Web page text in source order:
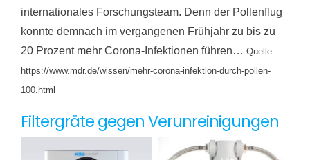
internationales Forschungsteam. Denn der Pollenflug
konnte demnach im vergangenen Frühjahr zu bis zu
20 Prozent mehr Corona-Infektionen führen… Quelle
https://www.mdr.de/wissen/mehr-corona-infektion-durch-pollen-
100.html
Filtergräte gegen Verunreinigungen